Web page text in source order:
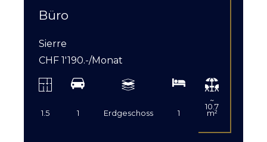
Büro
Sierre
CHF 1'190.-/Monat
1.5 1 Erdgeschoss 1
~
10.7
m²